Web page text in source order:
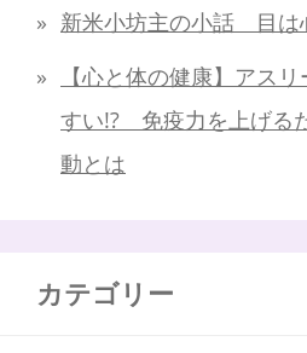
新米小坊主の小話 目は
【心と体の健康】アス
すい!? 免疫力を上げる
動とは
カテゴリー